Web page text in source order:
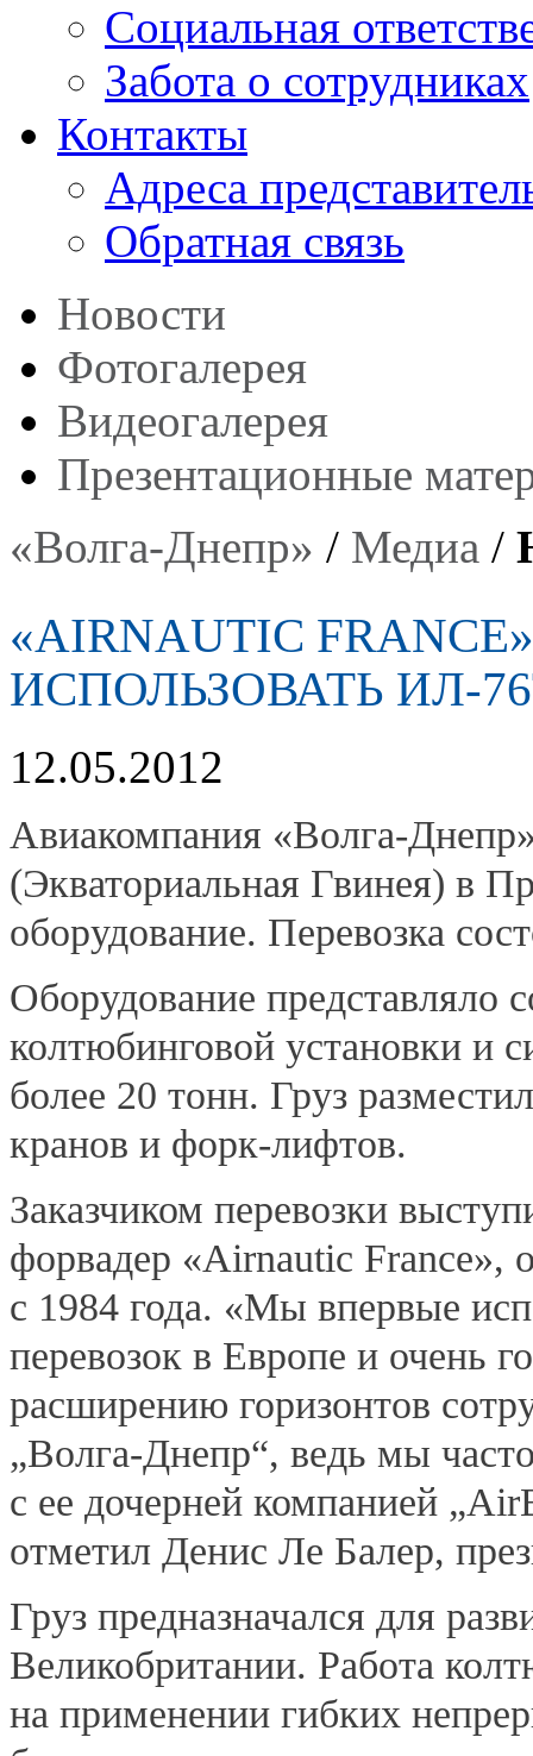
Социальная
Забота о сотрудниках
Контакты
Адреса
Обратная связь
Новости
Фотогалерея
Видеогалерея
Презентационные
«Волга-Днепр» / Медиа /
«AIRNAUTIC
ИСПОЛЬЗОВАТЬ ИЛ-
12.05.2012
Авиакомпания «Волга-
(Экваториальная Гвинея) в
оборудование. Перевозка
Оборудование представляло
колтюбинговой установки и
более 20 тонн. Груз
кранов и форк-лифтов.
Заказчиком перевозки
форвадер «Airnautic France»,
с 1984 года. «Мы впервые
перевозок в Европе и очень
расширению горизонтов
„Волга-Днепр“, ведь мы
с ее дочерней компанией
отметил Денис Ле Балер,
Груз предназначался для
Великобритании. Работа
на применении гибких